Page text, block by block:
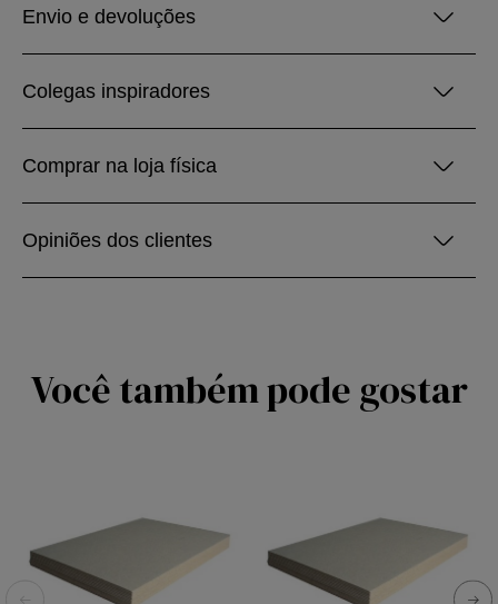
Envio e devoluções
Colegas inspiradores
Comprar na loja física
Opiniões dos clientes
Você também pode gostar